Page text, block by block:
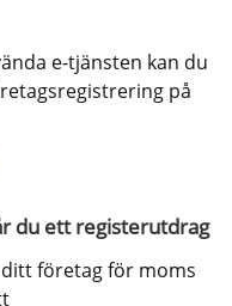
e-tjänsten kan du
på
du ett registerutdrag
företag för moms